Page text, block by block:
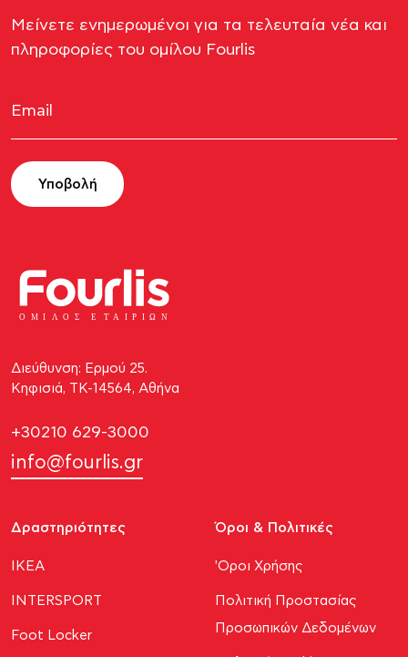
Μείνετε ενημερωμένοι για τα τελευταία νέα και
πληροφορίες του ομίλου Fourlis​
Υποβολή
ΟΜΙ Λ Ο Σ Ε Τ ΑΙΡΙΩΝ
Διεύθυνση: Ερμού 25.
Κηφισιά, ΤΚ-14564, Αθήνα
+30210 629-3000
info@fourlis.gr
Δραστηριότητες
ΙΚΕΑ
INTERSPORT
Foot Locker
Όροι & Πολιτικές
'Οροι Χρήσης
Πολιτική Προστασίας
Προσωπικών Δεδομένων